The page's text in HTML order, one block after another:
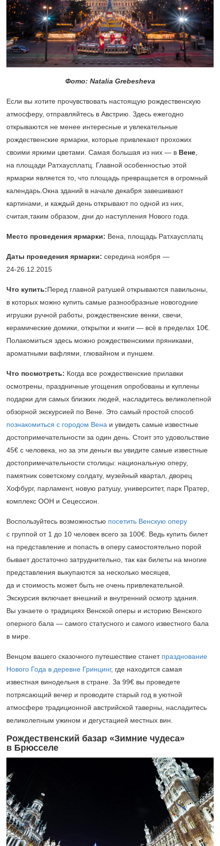
Фото: Natalia Grebesheva
Если вы хотите прочувствовать настоящую рождественскую
атмосферу, отправляйтесь в Австрию. Здесь ежегодно
открываются не менее интересные и увлекательные
рождественские ярмарки, которые привлекают прохожих
своими яркими цветами. Самая большая из них — в Вене
на площади Ратхаусплатц. Главной особенностью этой
ярмарки является то, что площадь превращается в огромный
календарь.Окна зданий в начале декабря завешивают
картинами, и каждый день открывают по одной из них,
считая,таким образом, дни до наступления Нового года.
Место проведения ярмарки: Вена, площадь Ратхаусплатц
Даты проведения ярмарки: середина ноября —
24-26.12.2015
Что купить:Перед главной ратушей открываются павильоны,
в которых можно купить самые разнообразные новогодние
игрушки ручной работы, рождественские венки, свечи,
керамические домики, открытки и книги — всё в пределах 10€.
Полакомиться здесь можно рождественскими пряниками,
ароматными вафлями, глювайном и пуншем.
Что посмотреть: Когда все рождественские прилавки
осмотрены, праздничные угощения опробованы и куплены
подарки для самых близких людей, насладитесь великолепной
обзорной экскурсией по Вене. Это самый простой способ
познакомиться с городом Вена и увидеть самые известные
достопримечательности за один день. Стоит это удовольствие
45€ с человека, но за эти деньги вы увидите самые известные
достопримечательности столицы: национальную оперу,
памятник советскому солдату, музейный квартал, дворец
Хофбург, парламент, новую ратушу, университет, парк Пратер,
комплекс ООН и Сецессион.
Воспользуйтесь возможностью посетить Венскую оперу
с группой от 1 до 10 человек всего за 100€. Ведь купить билет
на представление и попасть в оперу самостоятельно порой
бывает достаточно затруднительно, так как билеты на многие
представления выкупаются за несколько месяцев,
да и стоимость может быть не очень привлекательной.
Экскурсия включает внешний и внутренний осмотр здания.
Вы узнаете о традициях Венской оперы и историю Венского
оперного бала — самого статусного и самого известного бала
в мире.
Венцом вашего сказочного путешествие станет празднование
Нового Года в деревне Гринцинг, где находится самая
известная винодельня в стране. За 99€ вы проведете
потрясающий вечер и проводите старый год в уютной
атмосфере традиционной австрийской таверны, насладитесь
великолепным ужином и дегустацией местных вин.
Рождественский базар «Зимние чудеса»
в Брюсселе